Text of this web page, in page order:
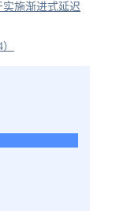
施渐进式延迟